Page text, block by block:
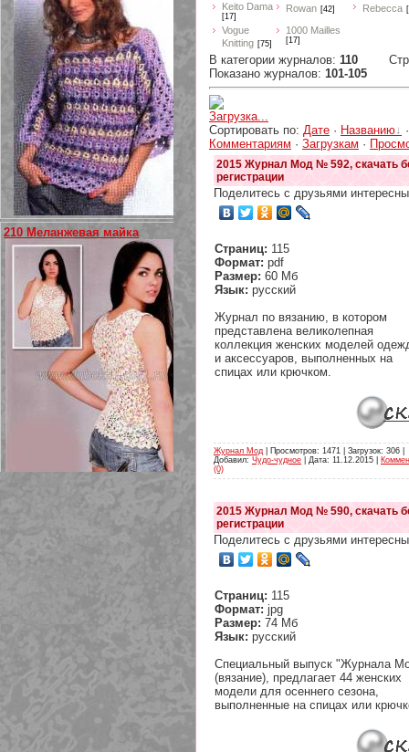
210 Меланжевая майка
209 Белая кофта из ленточного
кружева
Keito Dama
[17]
Rowan [42] Rebecca
Vogue
Knitting [75]
1000 Mailles
[17]
В категории журналов: 110
Показано журналов: 101-105
Загрузка...
Сортировать по: Дате · Названию
Комментариям · Загрузкам ·
2015 Журнал Мод № 592, скачать
регистрации
Поделитесь с друзьями
Страниц: 115
Формат: pdf
Размер: 60 Мб
Язык: русский
Журнал по вязанию, в котором
представлена великолепная
коллекция женских моделей
и аксессуаров, выполненных на
спицах или крючком.
Журнал Мод | Просмотров: 1471 | Загрузок: 306 |
Добавил: Чудо-чудное | Дата: 11.12.2015
(0)
2015 Журнал Мод № 590, скачать
регистрации
Поделитесь с друзьями
Страниц: 115
Формат: jpg
Размер: 74 Мб
Язык: русский
Специальный выпуск "Журнала
(вязание), предлагает 44 женских
модели для осеннего сезона,
выполненные на спицах или